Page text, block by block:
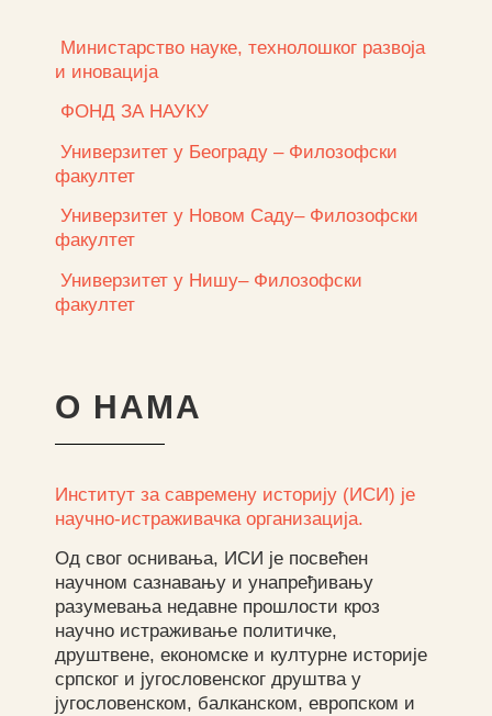
Министарство науке, технолошког развоја
и иновација
ФОНД ЗА НАУКУ
Универзитет у Београду – Филозофски
факултет
Универзитет у Новом Саду– Филозофски
факултет
Универзитет у Нишу– Филозофски
факултет
О НАМА
Институт за савремену историју (ИСИ) је
научно-истраживачка организација.
Од свог оснивања, ИСИ је посвећен
научном сазнавању и унапређивању
разумевања недавне прошлости кроз
научно истраживање политичке,
друштвене, економске и културне историје
српског и југословенског друштва у
југословенском, балканском, европском и